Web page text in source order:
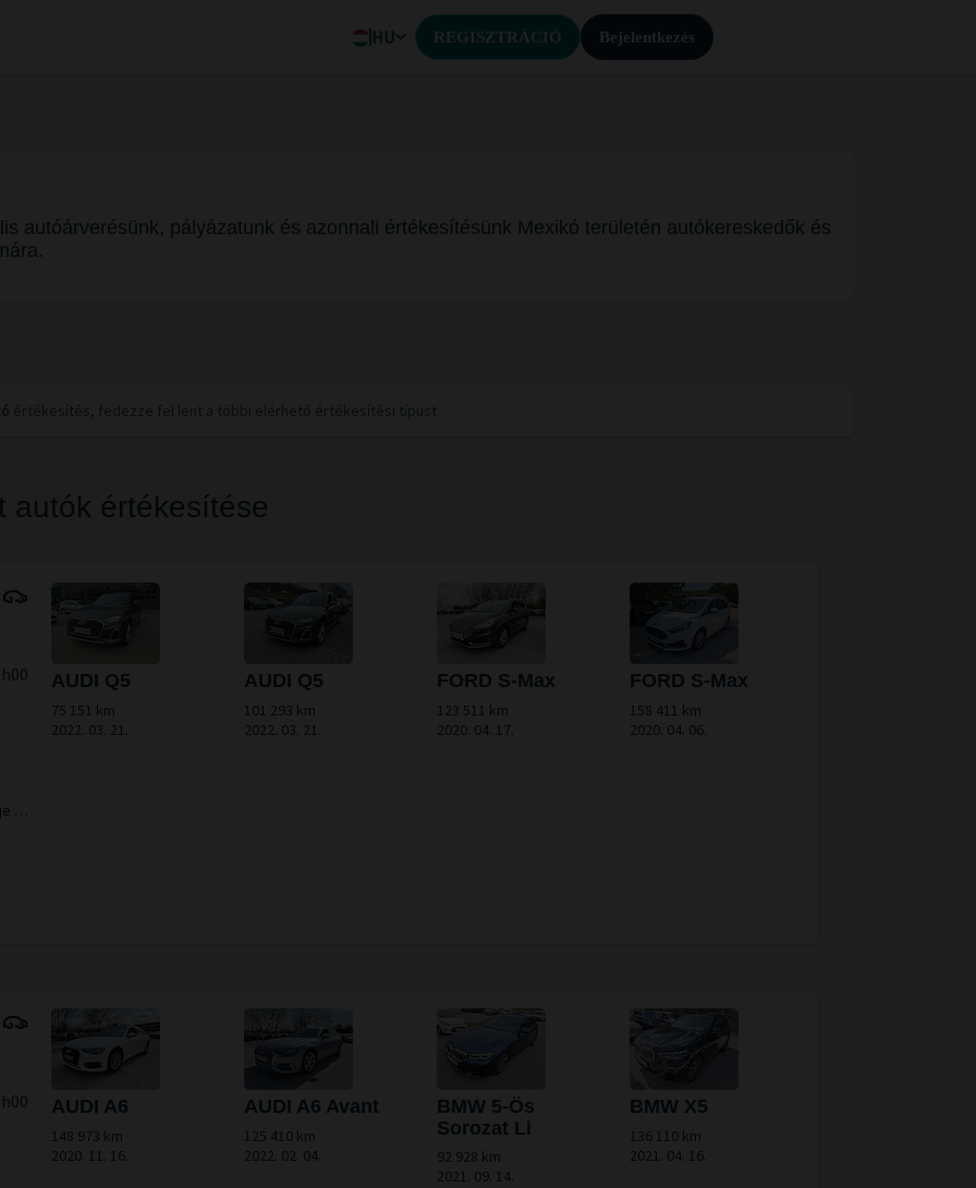
HU REGISZTRÁCIÓ Bejelentkezés
autóárverésünk, pályázatunk és azonnali értékesítésünk Mexikó területén autókereskedők és
értékesítés, fedezze fel lent a többi elérhető értékesítési típust
autók értékesítése
a
AUDI Q5
75 151 km
2022. 03. 21.
AUDI Q5
101 293 km
2022. 03. 21.
FORD S-Max
123 511 km
2020. 04. 17.
FORD S-Max
158 411 km
2020. 04. 06.
AUDI A6
148 973 km
2020. 11. 16.
AUDI A6 Avant
125 410 km
2022. 02. 04.
BMW 5-Ös
Sorozat Li
92 928 km
2021. 09. 14.
BMW X5
136 110 km
2021. 04. 16.